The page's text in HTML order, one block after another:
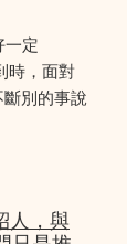
一定
時，面對
別的事說
人，與